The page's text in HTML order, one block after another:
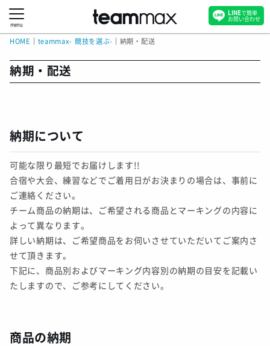
menu
HOME teammax- 競技を選ぶ- 納期・配送
納期・配送
納期について
可能な限り最短でお届けします!!
合宿や大会、練習などでご着用日がお決まりの場合は、事前に
ご連絡ください。
チーム商品の納期は、ご希望される商品とマーキングの内容に
よって異なります。
詳しい納期は、ご希望商品をお伺いさせていただいてご案内さ
せて頂きます。
下記に、商品別およびマーキング内容別の納期の目安を記載い
たしますので、ご参考にしてください。
商品の納期
LINEで簡単
お問い合わせ